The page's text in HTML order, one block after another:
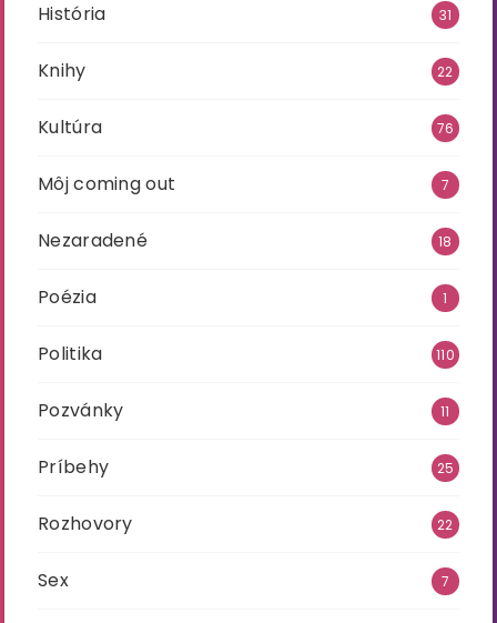
História 31
Knihy 22
Kultúra 76
Môj coming out 7
Nezaradené 18
Poézia 1
Politika 110
Pozvánky 11
Príbehy 25
Rozhovory 22
Sex 7